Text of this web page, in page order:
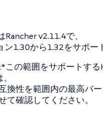
v2.11.4で、
1.30から1.32をサポー
の範囲をサポートする
換性を範囲内の最高バ
て確認してください。